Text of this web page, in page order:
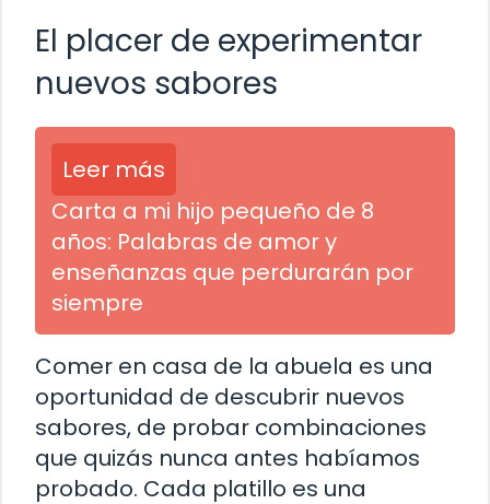
El placer de experimentar
nuevos sabores
Leer más
Carta a mi hijo pequeño de 8
años: Palabras de amor y
enseñanzas que perdurarán por
siempre
Comer en casa de la abuela es una
oportunidad de descubrir nuevos
sabores, de probar combinaciones
que quizás nunca antes habíamos
probado. Cada platillo es una